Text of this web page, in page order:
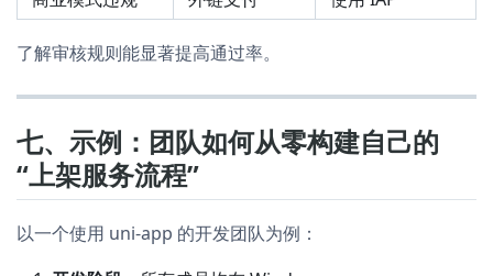
了解审核规则能显著提高通过率。
七、示例：团队如何从零构建自己的
“上架服务流程”
以一个使用 uni-app 的开发团队为例：